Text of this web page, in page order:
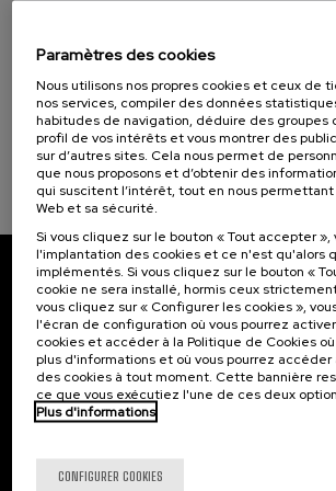
Objectifs de développement durable
11. SEP-11. SEP, 2026
artifiziala eta osasuna
10 h. Basque .
...
À PARTIR DE 12 €
Dernières
places
Gratuit
Date
passée
Liste
d'attente
Période
d'inscription
terminée
Abonnez-vous à notre bulletin
Inscrivez-vous pour être le premier à recevoir les
actualités de l'UIK.
S'abonner
Contact
Paramètres des cookies
Nous utilisons nos propres cookies et ceux de
nos services, compiler des données
habitudes de navigation, déduire des groupes
profil de vos intérêts et vous montrer des
sur d’autres sites. Cela nous permet de
que nous proposons et d’obtenir des
qui suscitent l’intérêt, tout en nous permettant
Web et sa sécurité.
Si vous cliquez sur le bouton « Tout accepter
l'implantation des cookies et ce n'est qu'alors
implémentés. Si vous cliquez sur le bouton «
cookie ne sera installé, hormis ceux
vous cliquez sur « Configurer les cookies »,
l'écran de configuration où vous pourrez
cookies et accéder à la Politique de Cookies
plus d'informations et où vous pourrez accéder
des cookies à tout moment. Cette bannière
ce que vous exécutiez l'une de ces deux
Plus d'informations
CONFIGURER COOKIES